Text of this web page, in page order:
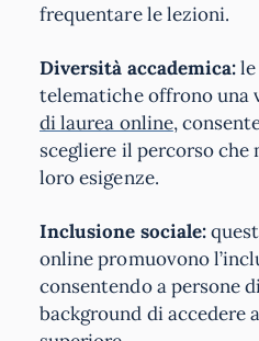
frequentare le lezioni.
Diversità accademica:
telematiche offrono una
di laurea online,
scegliere il percorso che
loro esigenze.
Inclusione sociale:
online promuovono
consentendo a persone
background di accedere